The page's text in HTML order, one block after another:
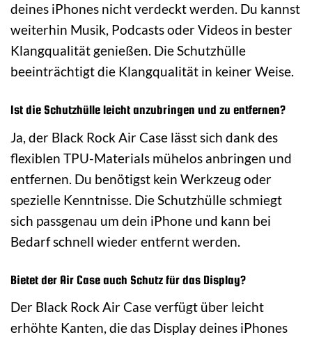
deines iPhones nicht verdeckt werden. Du kannst
weiterhin Musik, Podcasts oder Videos in bester
Klangqualität genießen. Die Schutzhülle
beeinträchtigt die Klangqualität in keiner Weise.
Ist die Schutzhülle leicht anzubringen und zu entfernen?
Ja, der Black Rock Air Case lässt sich dank des
flexiblen TPU-Materials mühelos anbringen und
entfernen. Du benötigst kein Werkzeug oder
spezielle Kenntnisse. Die Schutzhülle schmiegt
sich passgenau um dein iPhone und kann bei
Bedarf schnell wieder entfernt werden.
Bietet der Air Case auch Schutz für das Display?
Der Black Rock Air Case verfügt über leicht
erhöhte Kanten, die das Display deines iPhones